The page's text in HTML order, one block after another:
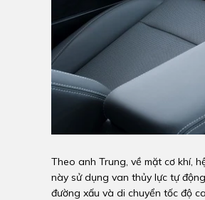
Theo anh Trung, về mặt cơ khí,
này sử dụng van thủy lực tự
đường xấu và di chuyển tốc độ